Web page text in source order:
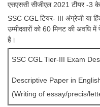
एसएससी सीजीएल 2021 टीयर -3 के
SSC CGL टियर- III अंग्रेजी या
उम्मीदवारों को 60 मिनट की
है।
SSC CGL Tier-III Exam
Descriptive Paper in
(Writing of essay/precis/